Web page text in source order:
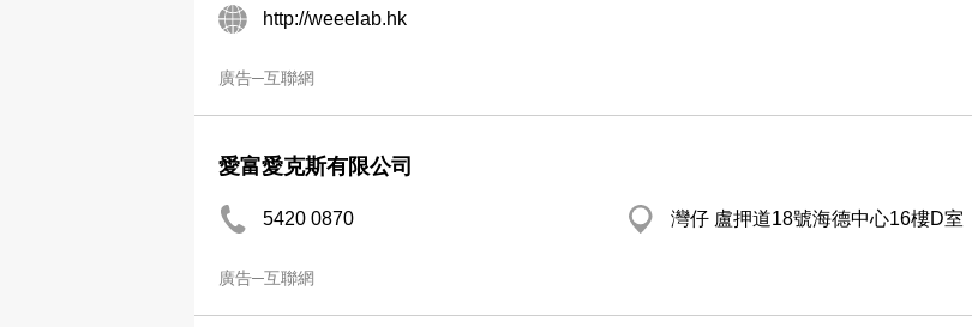
http://weeelab.hk
廣告─互聯網
愛富愛克斯有限公司
5420 0870 灣仔 盧押道18號海德中心16樓D室
廣告─互聯網